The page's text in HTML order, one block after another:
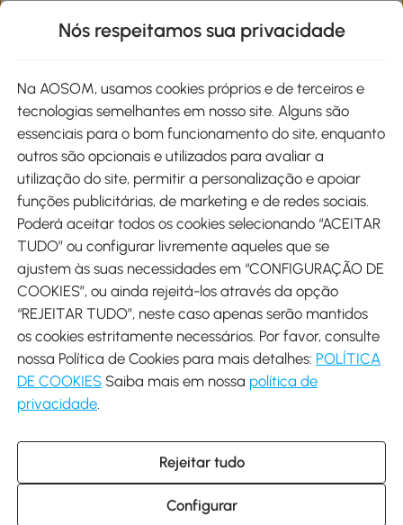
Métodos de pagamento
Envio
Descarregar Aosom App
Google Play
+34 931 294 512 (Seg-Sex das 7:30 às 16:30h)
info@aosom.pt
C/ Roc Gros, nº 15. 08550 Els Hostalets de Balenyà (Barcelona),
Nós respeitamos sua privacidade
Na AOSOM, usamos cookies próprios e de terceiros e
tecnologias semelhantes em nosso site. Alguns são
essenciais para o bom funcionamento do site, enquanto
outros são opcionais e utilizados para avaliar a
utilização do site, permitir a personalização e apoiar
funções publicitárias, de marketing e de redes sociais.
Poderá aceitar todos os cookies selecionando “ACEITAR
TUDO” ou configurar livremente aqueles que se
ajustem às suas necessidades em “CONFIGURAÇÃO DE
COOKIES”, ou ainda rejeitá-los através da opção
“REJEITAR TUDO”, neste caso apenas serão mantidos
os cookies estritamente necessários. Por favor, consulte
nossa Política de Cookies para mais detalhes: POLÍTICA
DE COOKIES Saiba mais em nossa política de
privacidade
Rejeitar tudo
Configurar